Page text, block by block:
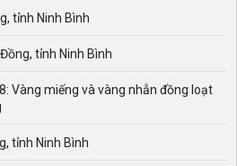
gồm có vị trí, diện tích, thời
quy hoạch ở các phường trên
diện quy hoạch.
thông vê vị trí các tuyến
tỉnh Ninh Bình
tỉnh Ninh Bình
Vàng miếng và vàng nhẫn đồng loạt
tỉnh Ninh Bình